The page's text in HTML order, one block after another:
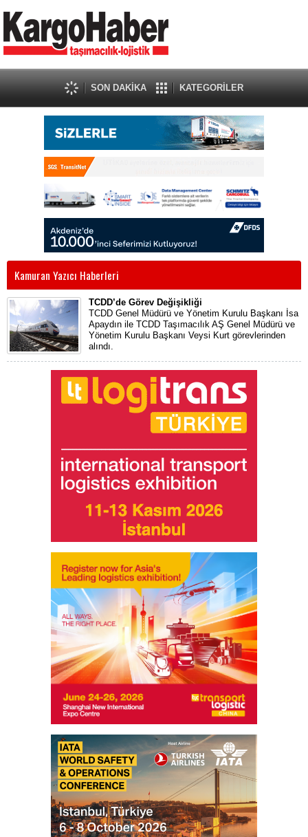
SON DAKİKA KATEGORİLER
Kamuran Yazıcı Haberleri
TCDD’de Görev Değişikliği
TCDD Genel Müdürü ve Yönetim Kurulu Başkanı İsa
Apaydın ile TCDD Taşımacılık AŞ Genel Müdürü ve
Yönetim Kurulu Başkanı Veysi Kurt görevlerinden
alındı.